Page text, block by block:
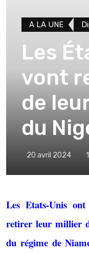
A LA UNE
Les
vont
de
du
20 avril 2024
Les Etats-Unis
retirer leur millier
du régime de